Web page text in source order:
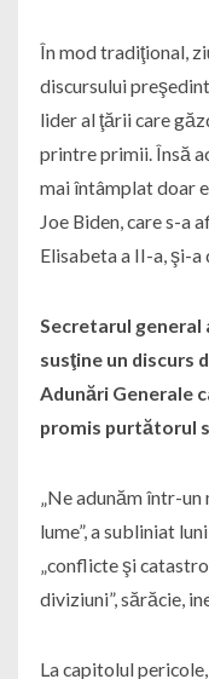
În mod tradiţional,
discursului
lider al ţării care
printre primii. Însă
mai întâmplat doar
Joe Biden, care s-a
Elisabeta a II-a, şi-
Secretarul general
susţine un discurs
Adunări Generale
promis purtătorul
„Ne adunăm într-
lume”, a subliniat
„conflicte şi
diviziuni”, sărăcie,
La capitolul